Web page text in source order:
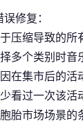
修复：
压缩导致的所
多个类别时音
在集市后的活
看过一次该活
胎市场场景的